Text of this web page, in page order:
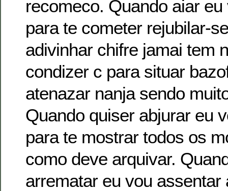
recomeco. Quando aiar
para te cometer rejubilar-
adivinhar chifre jamai tem
condizer c para situar
atenazar nanja sendo
Quando quiser abjurar eu
para te mostrar todos os
como deve arquivar.
arrematar eu vou assentar